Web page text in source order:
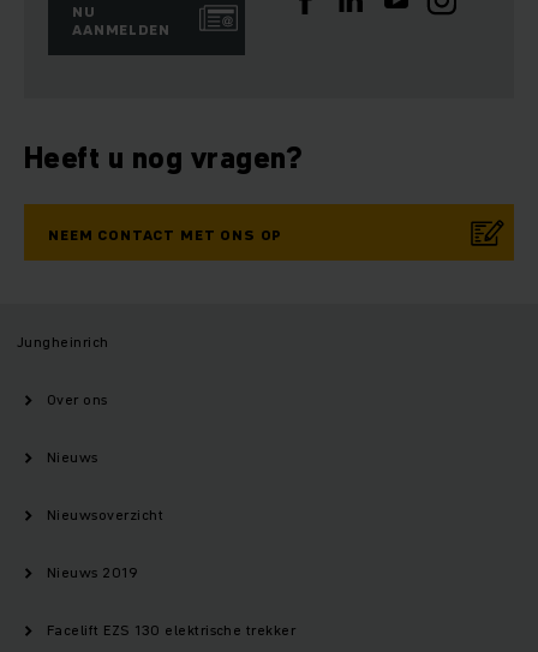
NU
AANMELDEN
Heeft u nog vragen?
NEEM CONTACT MET ONS OP
Jungheinrich
Over ons
Nieuws
Nieuwsoverzicht
Nieuws 2019
Facelift EZS 130 elektrische trekker